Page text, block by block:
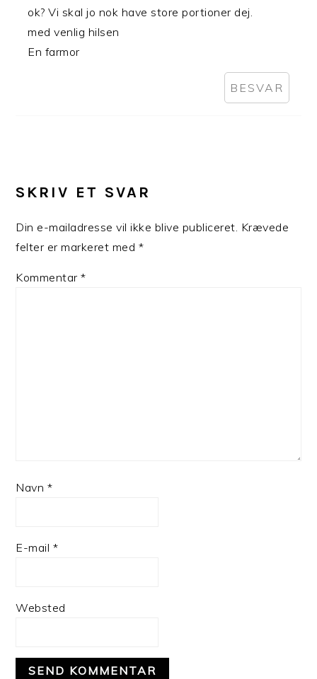
ok? Vi skal jo nok have store portioner dej.
med venlig hilsen
En farmor
BESVAR
SKRIV ET SVAR
Din e-mailadresse vil ikke blive publiceret. Krævede
felter er markeret med *
Kommentar*
Navn *
E-mail *
Websted